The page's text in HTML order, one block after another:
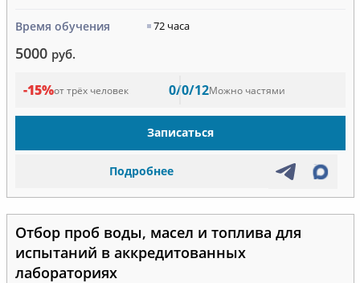
Время обучения 72 часа
5000 руб.
-15%от трёх человек 0/0/12Можно частями
Записаться
Подробнее
Отбор проб воды, масел и топлива для
испытаний в аккредитованных
лабораториях